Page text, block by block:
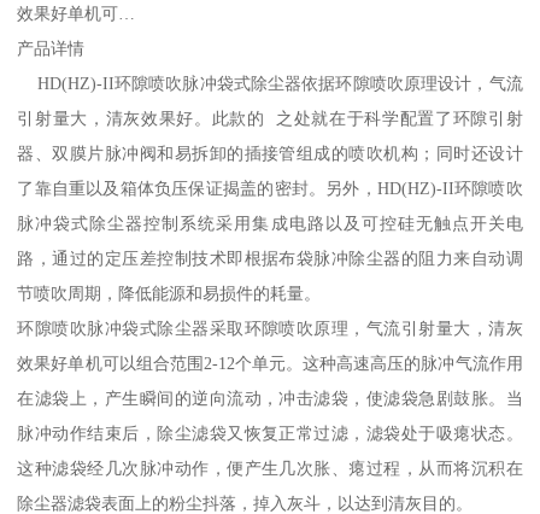
效果好单机可…
产品详情
HD(HZ)-II环隙喷吹脉冲袋式除尘器依据环隙喷吹原理设计，气流
引射量大，清灰效果好。此款的 之处就在于科学配置了环隙引射
器、双膜片脉冲阀和易拆卸的插接管组成的喷吹机构；同时还设计
了靠自重以及箱体负压保证揭盖的密封。另外，HD(HZ)-II环隙喷吹
脉冲袋式除尘器控制系统采用集成电路以及可控硅无触点开关电
路，通过的定压差控制技术即根据布袋脉冲除尘器的阻力来自动调
节喷吹周期，降低能源和易损件的耗量。
环隙喷吹脉冲袋式除尘器采取环隙喷吹原理，气流引射量大，清灰
效果好单机可以组合范围2-12个单元。这种高速高压的脉冲气流作用
在滤袋上，产生瞬间的逆向流动，冲击滤袋，使滤袋急剧鼓胀。当
脉冲动作结束后，除尘滤袋又恢复正常过滤，滤袋处于吸瘪状态。
这种滤袋经几次脉冲动作，便产生几次胀、瘪过程，从而将沉积在
除尘器滤袋表面上的粉尘抖落，掉入灰斗，以达到清灰目的。